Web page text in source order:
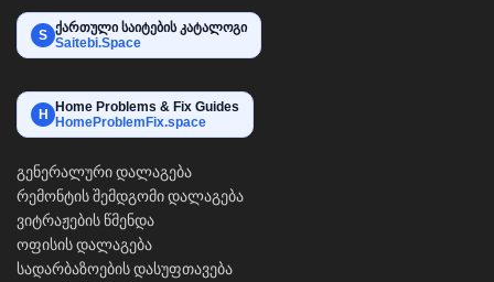
S ქართული საიტების კატალოგი
Saitebi.Space
H Home Problems & Fix Guides
HomeProblemFix.space
გენერალური დალაგება
რემონტის შემდგომი დალაგება
ვიტრაჟების წმენდა
ოფისის დალაგება
სადარბაზოების დასუფთავება